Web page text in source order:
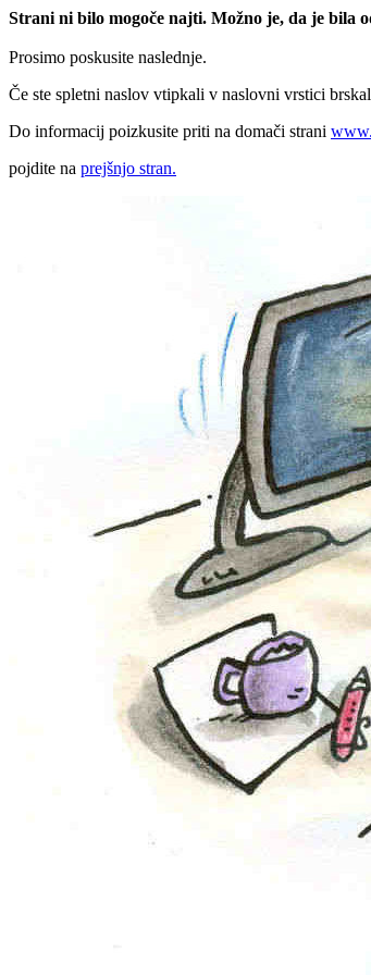
Strani ni bilo mogoče najti. Možno je, da je bila
Prosimo poskusite naslednje.
Če ste spletni naslov vtipkali v naslovni vrstici
Do informacij poizkusite priti na domači strani
pojdite na prejšnjo stran.